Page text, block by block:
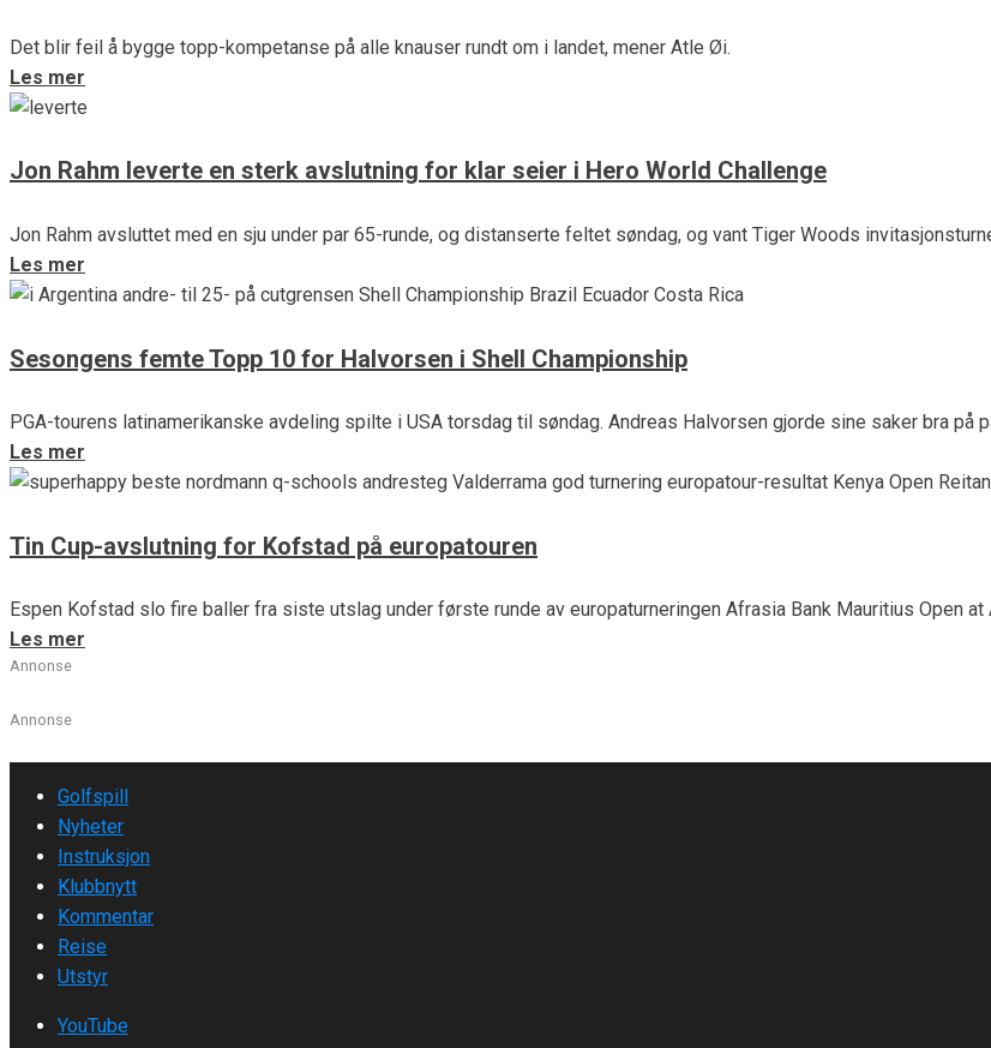
Det blir feil å bygge topp-kompetanse på alle knauser rundt om i landet, mener Atle Øi.
Les mer
Jon Rahm leverte en sterk avslutning for klar seier i Hero World Challenge
Jon Rahm avsluttet med en sju under par 65-runde, og distanserte feltet søndag, og vant Tiger Woods
Les mer
Sesongens femte Topp 10 for Halvorsen i Shell Championship
PGA-tourens latinamerikanske avdeling spilte i USA torsdag til søndag. Andreas Halvorsen gjorde sine saker bra på
Les mer
Tin Cup-avslutning for Kofstad på europatouren
Espen Kofstad slo fire baller fra siste utslag under første runde av europaturneringen Afrasia Bank Mauritius Open
Les mer
Annonse
Annonse
Golfspill
Nyheter
Instruksjon
Klubbnytt
Kommentar
Reise
Utstyr
YouTube